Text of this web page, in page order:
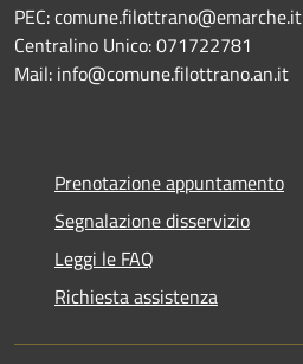
PEC: comune.filottrano@emarche.it
Centralino Unico: 071722781
Mail: info@comune.filottrano.an.it
Prenotazione appuntamento
Segnalazione disservizio
Leggi le FAQ
Richiesta assistenza